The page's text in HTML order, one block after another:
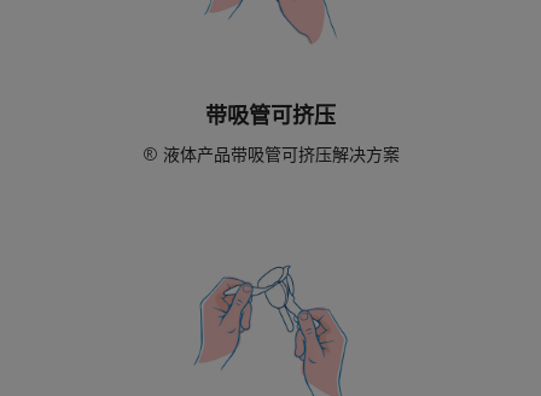
带吸管可挤压
® 液体产品带吸管可挤压解决方案